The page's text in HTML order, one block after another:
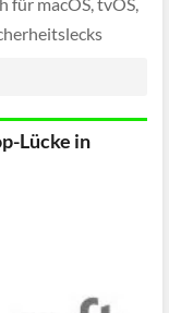
für macOS, tvOS,
Lücke in